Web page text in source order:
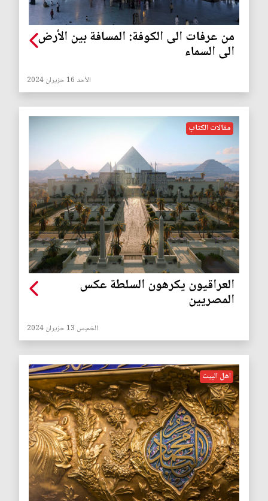
من عرفات الى الكوفة: المسافة بين الأرض
الى السماء
الأحد 16 حزيران 2024
مقالات الكتاب
العراقيون يكرهون السلطة عكس
المصريين
الخميس 13 حزيران 2024
اهل البيت